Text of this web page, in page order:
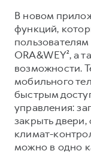
Крупным
Система
Сервис для
HAVAL Лизинг
Коллекция PRO
Руководства
Подписки
Коллекция PRO
Коллекция
Коллекция
В новом
функций,
ORA&WEY², а
возможности.
мобильного
быстрым
управления:
закрыть
климат-
можно в одно